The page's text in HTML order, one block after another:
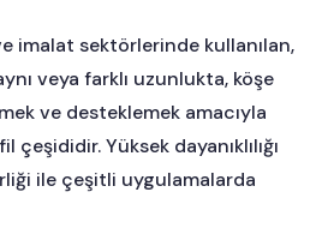
imalat sektörlerinde kullanılan,
veya farklı uzunlukta, köşe
ve desteklemek amacıyla
Yüksek dayanıklılığı
ile çeşitli uygulamalarda